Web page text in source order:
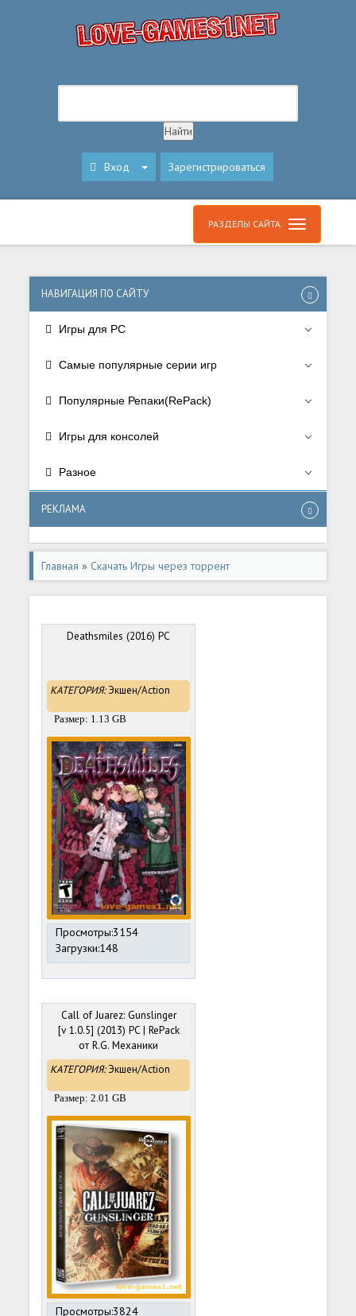
Вход Зарегистрироваться
РАЗДЕЛЫ САЙТА
НАВИГАЦИЯ ПО САЙТУ
Игры для PC
Самые популярные серии игр
Популярные Репаки(RePack)
Игры для консолей
Разное
РЕКЛАМА
Главная » Скачать Игры через торрент
Deathsmiles (2016) PC
КАТЕГОРИЯ:Экшен/Action
Размер: 1.13 GB
Просмотры:3154
Загрузки:148
Call of Juarez: Gunslinger
[v 1.0.5] (2013) PC | RePack
от R.G. Механики
КАТЕГОРИЯ:Экшен/Action
Размер: 2.01 GB
Просмотры:3824